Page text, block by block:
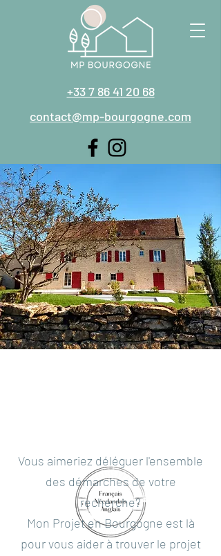
+33 7 86 41 20 68
contact@mp-bourgogne.com
Vous aimeriez déléguer l'ensemble
des démarches de votre
recherche?
Mon Projet en Bourgogne est là
pour vous aider à trouver le projet